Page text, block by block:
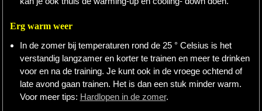
Erg warm weer
In de zomer bij temperaturen rond de 25 ° Celsius is het
verstandig langzamer en korter te trainen en meer te drinken
voor en na de training. Je kunt ook in de vroege ochtend of
late avond gaan trainen. Het is dan een stuk minder warm.
Voor meer tips: Hardlopen in de zomer.